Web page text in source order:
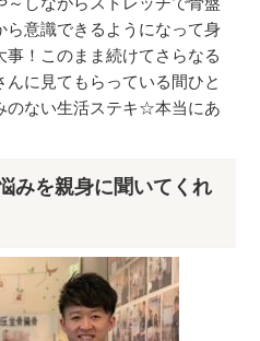
ら意識できるようになって身
！このまま続けてさらなる
に見てもらっている間ひと
のない生活ステキ☆本当にあ
みを親身に聞いてくれ